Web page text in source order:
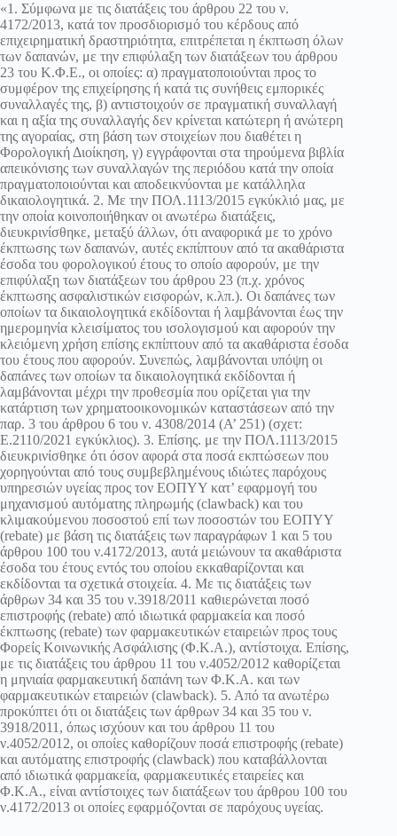
«1. Σύμφωνα με τις διατάξεις του άρθρου 22 του ν.
4172/2013, κατά τον προσδιορισμό του κέρδους από
επιχειρηματική δραστηριότητα, επιτρέπεται η έκπτωση όλων
των δαπανών, με την επιφύλαξη των διατάξεων του άρθρου
23 του Κ.Φ.Ε., οι οποίες: α) πραγματοποιούνται προς το
συμφέρον της επιχείρησης ή κατά τις συνήθεις εμπορικές
συναλλαγές της, β) αντιστοιχούν σε πραγματική συναλλαγή
και η αξία της συναλλαγής δεν κρίνεται κατώτερη ή ανώτερη
της αγοραίας, στη βάση των στοιχείων που διαθέτει η
Φορολογική Διοίκηση, γ) εγγράφονται στα τηρούμενα βιβλία
απεικόνισης των συναλλαγών της περιόδου κατά την οποία
πραγματοποιούνται και αποδεικνύονται με κατάλληλα
δικαιολογητικά. 2. Με την ΠΟΛ.1113/2015 εγκύκλιό μας, με
την οποία κοινοποιήθηκαν οι ανωτέρω διατάξεις,
διευκρινίσθηκε, μεταξύ άλλων, ότι αναφορικά με το χρόνο
έκπτωσης των δαπανών, αυτές εκπίπτουν από τα ακαθάριστα
έσοδα του φορολογικού έτους το οποίο αφορούν, με την
επιφύλαξη των διατάξεων του άρθρου 23 (π.χ. χρόνος
έκπτωσης ασφαλιστικών εισφορών, κ.λπ.). Οι δαπάνες των
οποίων τα δικαιολογητικά εκδίδονται ή λαμβάνονται έως την
ημερομηνία κλεισίματος του ισολογισμού και αφορούν την
κλειόμενη χρήση επίσης εκπίπτουν από τα ακαθάριστα έσοδα
του έτους που αφορούν. Συνεπώς, λαμβάνονται υπόψη οι
δαπάνες των οποίων τα δικαιολογητικά εκδίδονται ή
λαμβάνονται μέχρι την προθεσμία που ορίζεται για την
κατάρτιση των χρηματοοικονομικών καταστάσεων από την
παρ. 3 του άρθρου 6 του ν. 4308/2014 (Α’ 251) (σχετ:
Ε.2110/2021 εγκύκλιος). 3. Επίσης. με την ΠΟΛ.1113/2015
διευκρινίσθηκε ότι όσον αφορά στα ποσά εκπτώσεων που
χορηγούνται από τους συμβεβλημένους ιδιώτες παρόχους
υπηρεσιών υγείας προς τον ΕΟΠΥΥ κατ’ εφαρμογή του
μηχανισμού αυτόματης πληρωμής (clawback) και του
κλιμακούμενου ποσοστού επί των ποσοστών του ΕΟΠΥΥ
(rebate) με βάση τις διατάξεις των παραγράφων 1 και 5 του
άρθρου 100 του ν.4172/2013, αυτά μειώνουν τα ακαθάριστα
έσοδα του έτους εντός του οποίου εκκαθαρίζονται και
εκδίδονται τα σχετικά στοιχεία. 4. Με τις διατάξεις των
άρθρων 34 και 35 του ν.3918/2011 καθιερώνεται ποσό
επιστροφής (rebate) από ιδιωτικά φαρμακεία και ποσό
έκπτωσης (rebate) των φαρμακευτικών εταιρειών προς τους
Φορείς Κοινωνικής Ασφάλισης (Φ.Κ.Α.), αντίστοιχα. Επίσης,
με τις διατάξεις του άρθρου 11 του ν.4052/2012 καθορίζεται
η μηνιαία φαρμακευτική δαπάνη των Φ.Κ.Α. και των
φαρμακευτικών εταιρειών (clawback). 5. Από τα ανωτέρω
προκύπτει ότι οι διατάξεις των άρθρων 34 και 35 του ν.
3918/2011, όπως ισχύουν και του άρθρου 11 του
ν.4052/2012, οι οποίες καθορίζουν ποσά επιστροφής (rebate)
και αυτόματης επιστροφής (clawback) που καταβάλλονται
από ιδιωτικά φαρμακεία, φαρμακευτικές εταιρείες και
Φ.Κ.Α., είναι αντίστοιχες των διατάξεων του άρθρου 100 του
ν.4172/2013 οι οποίες εφαρμόζονται σε παρόχους υγείας.